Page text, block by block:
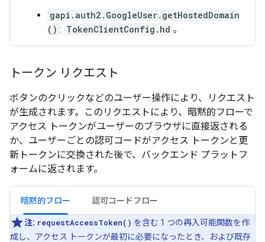
gapi.auth2.GoogleUser.getHostedDomain
() : TokenClientConfig.hd 。
トークン リクエスト
ボタンのクリックなどのユーザー操作により、リクエスト
が生成されます。このリクエストにより、暗黙的フローで
アクセス トークンがユーザーのブラウザに直接返される
か、ユーザーごとの認可コードがアクセス トークンと更
新トークンに交換された後で、バックエンド プラットフ
ォームに返されます。
暗黙的フロー 認可コードフロー
注: requestAccessToken() を含む 1 つの再入可能関数を作
成し、アクセス トークンが最初に必要になったとき、および既存